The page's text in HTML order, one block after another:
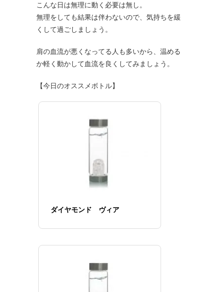
こんな日は無理に動く必要は無し。
無理をしても結果は伴わないので、気持ちを緩
くして過ごしましょう。
肩の血流が悪くなってる人も多いから、温める
か軽く動かして血流を良くしてみましょう。
【今日のオススメボトル】
ダイヤモンド ヴィア